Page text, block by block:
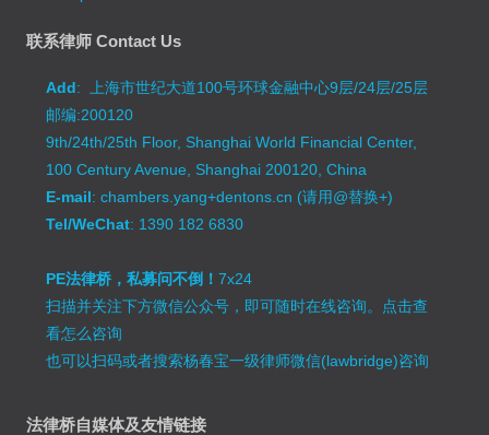
联系律师 Contact Us
Add: 上海市世纪大道100号环球金融中心9层/24层/25层
邮编:200120
9th/24th/25th Floor, Shanghai World Financial Center,
100 Century Avenue, Shanghai 200120, China
E-mail: chambers.yang+dentons.cn (请用@替换+)
Tel/WeChat: 1390 182 6830
PE法律桥，私募问不倒！7x24
扫描并关注下方微信公众号，即可随时在线咨询。 点击查
看怎么咨询
也可以扫码或者搜索杨春宝一级律师微信(lawbridge)咨询
法律桥自媒体及友情链接